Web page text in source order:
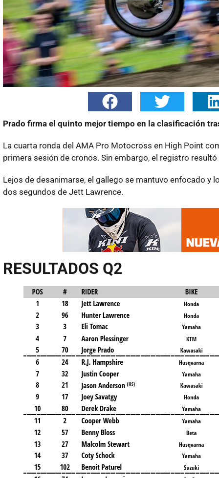
Prado firma el quinto mejor tiempo en la clasificación
La cuarta ronda del AMA Pro Motocross en High Point
primera sesión de cronos. Sin embargo, el registro
Lejos de desanimarse, el gallego se mantuvo enfocado
dos segundos de Jett Lawrence.
RESULTADOS Q2